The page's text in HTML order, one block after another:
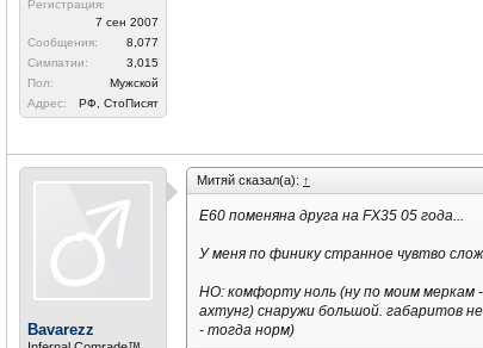
Регистрация:
7 сен 2007
Сообщения:
8,077
Симпатии:
3,015
Пол:
Мужской
Адрес:
РФ, СтоПисят
Bavarezz
Митяй сказал(а): ↑
Е60 поменяна друга на FX35 05 года...
У меня по финику странное чувтво
НО: комфорту ноль (ну по моим меркам
ахтунг) снаружи большой. габаритов
- тогда норм)